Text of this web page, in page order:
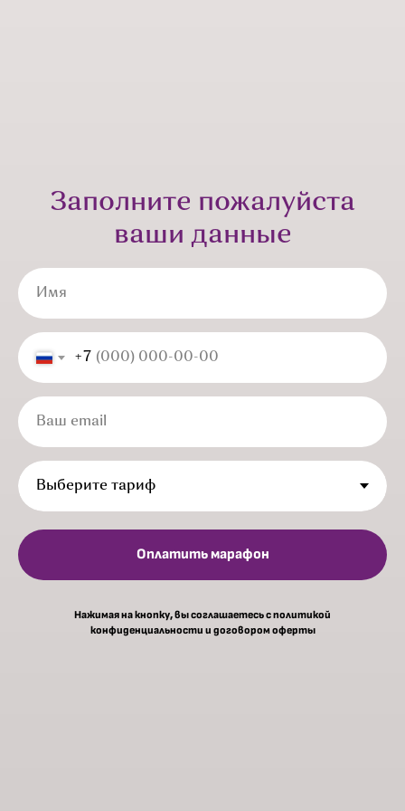
Заполните пожалуйста
ваши данные
Имя
+7
Ваш email
Оплатить марафон
Нажимая на кнопку, вы соглашаетесь c политикой
конфиденциальности и договором оферты